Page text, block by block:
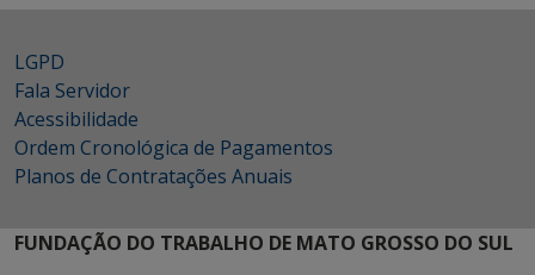
LGPD
Fala Servidor
Acessibilidade
Ordem Cronológica de Pagamentos
Planos de Contratações Anuais
FUNDAÇÃO DO TRABALHO DE MATO GROSSO DO SUL